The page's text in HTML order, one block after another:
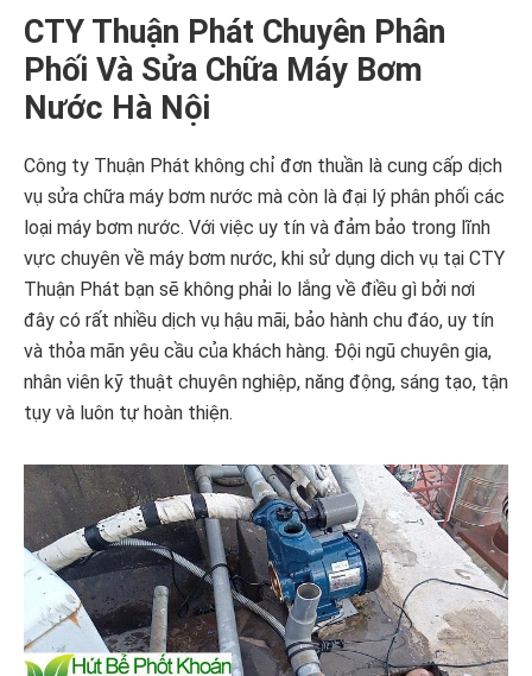
CTY Thuận Phát Chuyên Phân
Phối Và Sửa Chữa Máy Bơm
Nước Hà Nội
Công ty Thuận Phát không chỉ đơn thuần là cung cấp dịch
vụ sửa chữa máy bơm nước mà còn là đại lý phân phối các
loại máy bơm nước. Với việc uy tín và đảm bảo trong lĩnh
vực chuyên về máy bơm nước, khi sử dụng dich vụ tại CTY
Thuận Phát bạn sẽ không phải lo lắng về điều gì bởi nơi
đây có rất nhiều dịch vụ hậu mãi, bảo hành chu đáo, uy tín
và thỏa mãn yêu cầu của khách hàng. Đội ngũ chuyên gia,
nhân viên kỹ thuật chuyên nghiệp, năng động, sáng tạo, tận
tụy và luôn tự hoàn thiện.